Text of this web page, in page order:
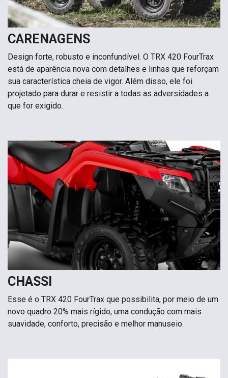
CARENAGENS
Design forte, robusto e inconfundível. O TRX 420 FourTrax
está de aparência nova com detalhes e linhas que reforçam
sua característica cheia de vigor. Além disso, ele foi
projetado para durar e resistir a todas as adversidades a
que for exigido.
CHASSI
Esse é o TRX 420 FourTrax que possibilita, por meio de um
novo quadro 20% mais rígido, uma condução com mais
suavidade, conforto, precisão e melhor manuseio.